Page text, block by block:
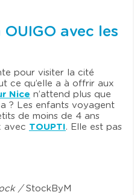
avec les
pour visiter la cité
ce qu’elle a à offrir aux
Nice n’attend plus que
? Les enfants voyagent
de moins de 4 ans
avec TOUPTI. Elle est pas
/ StockByM